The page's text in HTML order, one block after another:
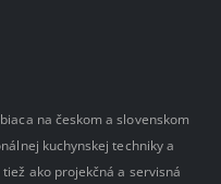
na českom a slovenskom
kuchynskej techniky a
ako projekčná a servisná